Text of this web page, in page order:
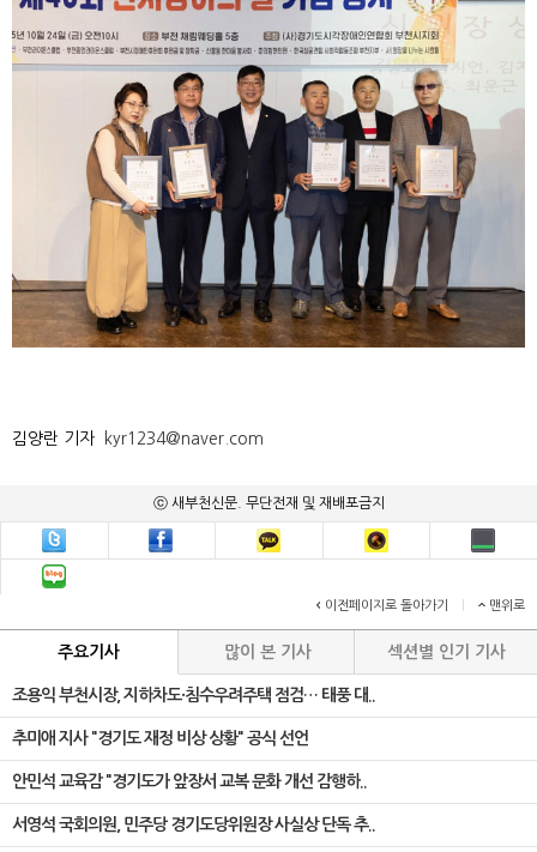
김양란 기자 kyr1234@naver.com
ⓒ 새부천신문. 무단전재 및 재배포금지
이전페이지로 돌아가기 맨위로
주요기사 많이 본 기사 섹션별 인기 기사
조용익 부천시장, 지하차도·침수우려주택 점검… 태풍 대..
추미애 지사 "경기도 재정 비상 상황" 공식 선언
안민석 교육감 "경기도가 앞장서 교복 문화 개선 감행하..
서영석 국회의원, 민주당 경기도당위원장 사실상 단독 추..